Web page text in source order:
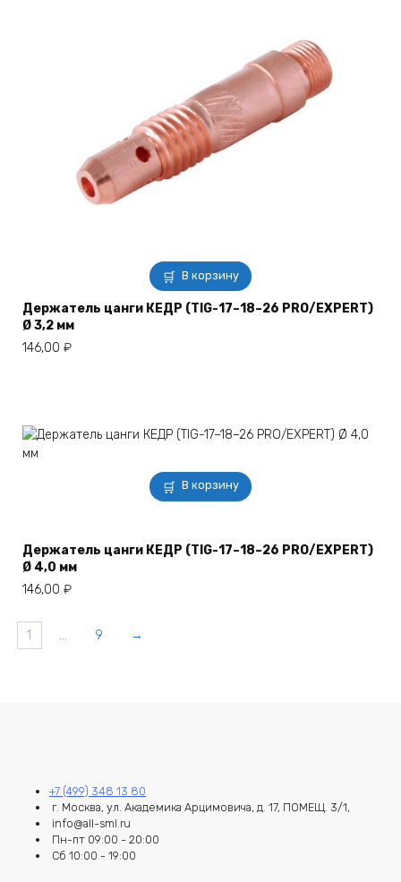
В корзину
Держатель цанги КЕДР (TIG-17–18–26 PRO/EXPERT)
Ø 3,2 мм
146,00 ₽
В корзину
Держатель цанги КЕДР (TIG-17–18–26 PRO/EXPERT)
Ø 4,0 мм
146,00 ₽
1 … 9 →
+7 (499) 348 13 80
г. Москва, ул. Академика Арцимовича, д. 17, ПОМЕЩ. 3/1,
info@all-sml.ru
Пн-пт 09:00 - 20:00
Сб 10:00 - 19:00